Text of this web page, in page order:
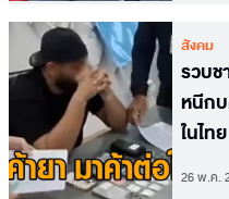
สังคม
รวบช
หนีก
ในไทย
26 พ.ค.